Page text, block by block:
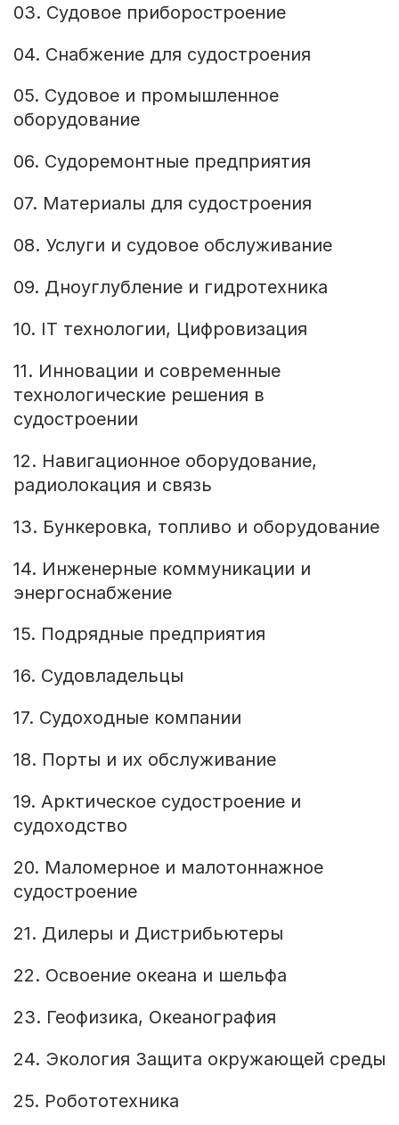
03. Судовое приборостроение
04. Снабжение для судостроения
05. Судовое и промышленное
оборудование
06. Судоремонтные предприятия
07. Материалы для судостроения
08. Услуги и судовое обслуживание
09. Дноуглубление и гидротехника
10. IT технологии, Цифровизация
11. Инновации и современные
технологические решения в
судостроении
12. Навигационное оборудование,
радиолокация и связь
13. Бункеровка, топливо и оборудование
14. Инженерные коммуникации и
энергоснабжение
15. Подрядные предприятия
16. Судовладельцы
17. Судоходные компании
18. Порты и их обслуживание
19. Арктическое судостроение и
судоходство
20. Маломерное и малотоннажное
судостроение
21. Дилеры и Дистрибьютеры
22. Освоение океана и шельфа
23. Геофизика, Океанография
24. Экология Защита окружающей среды
25. Робототехника